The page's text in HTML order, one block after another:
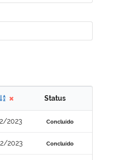
Status
2023 Concluído
2023 Concluído